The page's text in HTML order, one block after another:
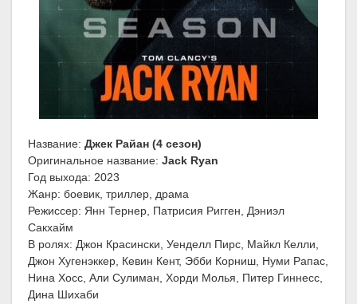
Название: Джек Райан (4 сезон)
Оригинальное название: Jack Ryan
Год выхода: 2023
Жанр: боевик, триллер, драма
Режиссер: Янн Тернер, Патрисия Ригген, Дэниэл
Сакхайм
В ролях: Джон Красински, Уенделл Пирс, Майкл Келли,
Джон Хугенэккер, Кевин Кент, Эбби Корниш, Нуми Рапас,
Нина Хосс, Али Сулиман, Хорди Молья, Питер Гиннесс,
Дина Шихаби